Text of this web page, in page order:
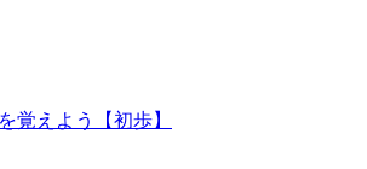
覚えよう【初歩】